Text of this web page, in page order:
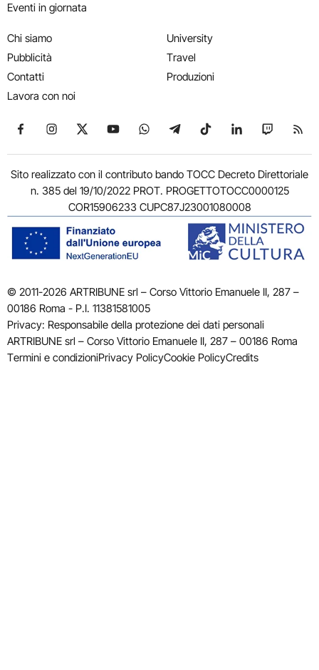
Eventi in giornata
Chi siamo
Pubblicità
Contatti
Lavora con noi
University
Travel
Produzioni
Seguici su Facebook
Seguici su Instagram
Seguici su X
Seguici su YouTube
Seguici su WhatsApp
Seguici su Telegram
Seguici su TikTok
Seguici su
Seguici
Sito realizzato con il contributo bando TOCC Decreto Direttoriale
n. 385 del 19/10/2022 PROT. PROGETTOTOCC0000125
COR15906233 CUPC87J23001080008
© 2011-2026 ARTRIBUNE srl – Corso Vittorio Emanuele II, 287 –
00186 Roma - P.I. 11381581005
Privacy: Responsabile della protezione dei dati personali
ARTRIBUNE srl – Corso Vittorio Emanuele II, 287 – 00186 Roma
Termini e condizioniPrivacy PolicyCookie PolicyCredits